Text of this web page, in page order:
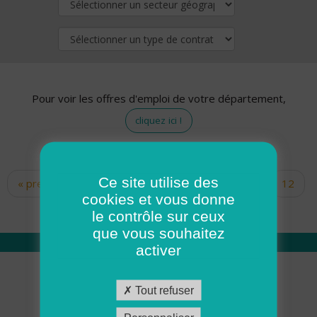
Pour voir les offres d'emploi de votre département,
cliquez ici !
Pages
« premier ‹ précédent … 10
12
14 15 16 17
Qui sommes nous
Académie ADMR
Ce site utilise des
cookies et vous donne
le contrôle sur ceux
que vous souhaitez
activer
Tout refuser